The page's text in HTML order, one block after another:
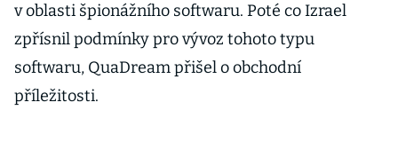
v oblasti špionážního softwaru. Poté co Izrael
zpřísnil podmínky pro vývoz tohoto typu
softwaru, QuaDream přišel o obchodní
příležitosti.